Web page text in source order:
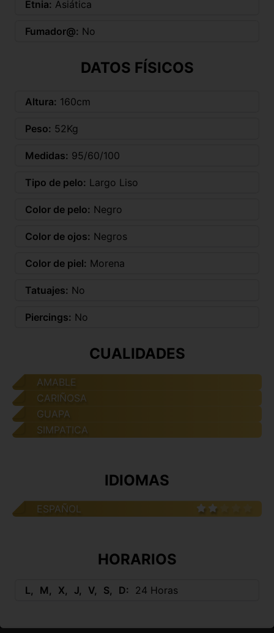
Etnia: Asiática
Fumador@: No
DATOS FÍSICOS
Altura: 160cm
Peso: 52Kg
Medidas: 95/60/100
Tipo de pelo: Largo Liso
Color de pelo: Negro
Color de ojos: Negros
Color de piel: Morena
Tatuajes: No
Piercings: No
CUALIDADES
AMABLE
CARIÑOSA
GUAPA
SIMPATICA
IDIOMAS
ESPAÑOL
HORARIOS
L M X J V S D 24 Horas